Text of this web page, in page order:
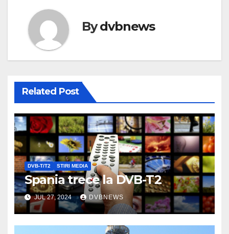
Bydvbnews
Related Post
DVB-T/T2 STIRI MEDIA
Spania trece la DVB-T2
JUL 27, 2024 DVBNEWS